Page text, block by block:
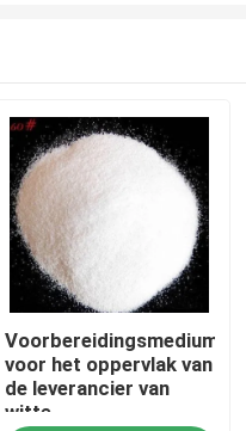
Voorbereidingsmedium
voor het oppervlak van
de leverancier van
witte